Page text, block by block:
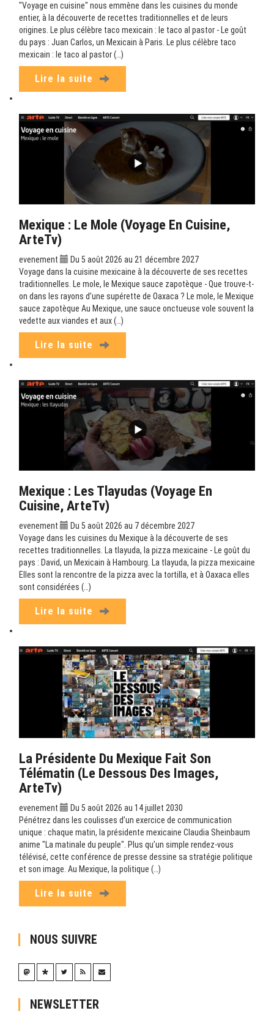
"Voyage en cuisine" nous emmène dans les cuisines du monde
entier, à la découverte de recettes traditionnelles et de leurs
origines. Le plus célèbre taco mexicain : le taco al pastor - Le goût
du pays : Juan Carlos, un Mexicain à Paris. Le plus célèbre taco
mexicain : le taco al pastor (…)
Lire la suite
Mexique : Le Mole (Voyage En Cuisine,
ArteTv)
evenement
Du 5 août 2026 au 21 décembre 2027
Voyage dans la cuisine mexicaine à la découverte de ses recettes
traditionnelles. Le mole, le Mexique sauce zapotèque - Que trouve-t-
on dans les rayons d’une supérette de Oaxaca ? Le mole, le Mexique
sauce zapotèque Au Mexique, une sauce onctueuse vole souvent la
vedette aux viandes et aux (…)
Lire la suite
Mexique : Les Tlayudas (Voyage En
Cuisine, ArteTv)
evenement
Du 5 août 2026 au 7 décembre 2027
Voyage dans les cuisines du Mexique à la découverte de ses
recettes traditionnelles. La tlayuda, la pizza mexicaine - Le goût du
pays : David, un Mexicain à Hambourg. La tlayuda, la pizza mexicaine
Elles sont la rencontre de la pizza avec la tortilla, et à Oaxaca elles
sont considérées (…)
Lire la suite
La Présidente Du Mexique Fait Son
Télématin (Le Dessous Des Images,
ArteTv)
evenement
Du 5 août 2026 au 14 juillet 2030
Pénétrez dans les coulisses d’un exercice de communication
unique : chaque matin, la présidente mexicaine Claudia Sheinbaum
anime "La matinale du peuple". Plus qu’un simple rendez-vous
télévisé, cette conférence de presse dessine sa stratégie politique
et son image. Au Mexique, la politique (…)
Lire la suite
NOUS SUIVRE
NEWSLETTER